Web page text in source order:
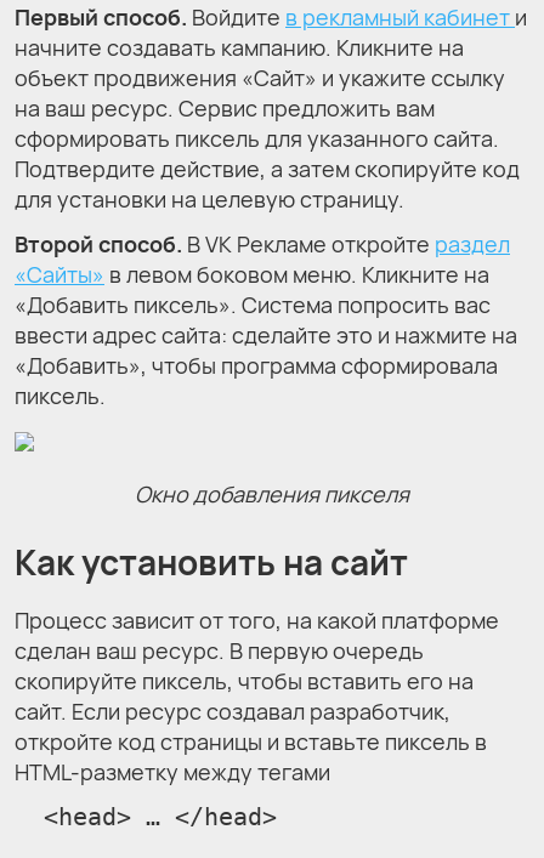
Первый способ. Войдите в рекламный кабинет и
начните создавать кампанию. Кликните на
объект продвижения «Сайт» и укажите ссылку
на ваш ресурс. Сервис предложить вам
сформировать пиксель для указанного сайта.
Подтвердите действие, а затем скопируйте код
для установки на целевую страницу.
Второй способ. В VK Рекламе откройте раздел
«Сайты» в левом боковом меню. Кликните на
«Добавить пиксель». Система попросить вас
ввести адрес сайта: сделайте это и нажмите на
«Добавить», чтобы программа сформировала
пиксель.
Окно добавления пикселя
Как установить на сайт
Процесс зависит от того, на какой платформе
сделан ваш ресурс. В первую очередь
скопируйте пиксель, чтобы вставить его на
сайт. Если ресурс создавал разработчик,
откройте код страницы и вставьте пиксель в
HTML-разметку между тегами
  <head> … </head>